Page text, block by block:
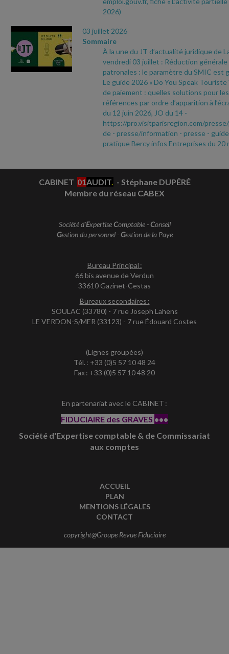
2026)
03 juillet 2026
Sommaire
À la une du JT d’actualité juridique de
vendredi 03 juillet : Réduction
patronales : le paramètre du SMIC est
Le guide 2026 « Do You Speak
de paiement : quelles solutions pour
références par ordre d’apparition à
du 12 juin 2026, JO du 14 -
https://pro.visitparisregion.com/
de - presse/information - presse - guide
pratique Bercy infos Entreprises du 20
CABINET 01 AUDIT. - Stéphane DUPÉRÉ
Membre du réseau CABEX
Société d'ExpertiseComptable -Conseil
Gestion du personnel -Gestion de la Paye
Bureau Principal :
66 bis avenue de Verdun
33610 Gazinet-Cestas
Bureaux secondaires :
SOULAC (33780) - 7 rue Joseph Lahens
LE VERDON-S/MER (33123) - 7 rue Édouard Costes
(Lignes groupées)
Tél. : +33 (0)5 57 10 48 24
Fax : +33 (0)5 57 10 48 20
En partenariat avec le CABINET :
FIDUCIAIRE des GRAVES •••
Société d'Expertise comptable & de Commissariat
aux comptes
ACCUEIL
PLAN
MENTIONS LÉGALES
CONTACT
copyright@Groupe Revue Fiduciaire